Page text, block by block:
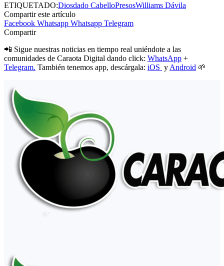
ETIQUETADO:Diosdado CabelloPresosWilliams Dávila
Compartir este artículo
Facebook Whatsapp Whatsapp Telegram
Compartir
📲 Sigue nuestras noticias en tiempo real uniéndote a las
comunidades de Caraota Digital dando click: WhatsApp +
Telegram. También tenemos app, descárgala: iOS y Android 🌱